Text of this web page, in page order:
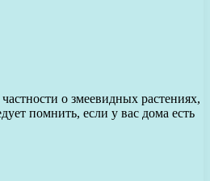
о змеевидных растениях,
помнить, если у вас дома есть